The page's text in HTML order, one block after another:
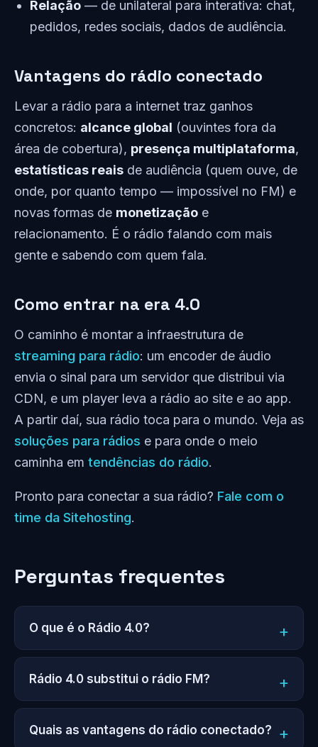
Relação — de unilateral para interativa: chat,
pedidos, redes sociais, dados de audiência.
Vantagens do rádio conectado
Levar a rádio para a internet traz ganhos
concretos: alcance global (ouvintes fora da
área de cobertura), presença multiplataforma,
estatísticas reais de audiência (quem ouve, de
onde, por quanto tempo — impossível no FM) e
novas formas de monetização e
relacionamento. É o rádio falando com mais
gente e sabendo com quem fala.
Como entrar na era 4.0
O caminho é montar a infraestrutura de
streaming para rádio: um encoder de áudio
envia o sinal para um servidor que distribui via
CDN, e um player leva a rádio ao site e ao app.
A partir daí, sua rádio toca para o mundo. Veja as
soluções para rádios e para onde o meio
caminha em tendências do rádio.
Pronto para conectar a sua rádio? Fale com o
time da Sitehosting.
Perguntas frequentes
O que é o Rádio 4.0?
Rádio 4.0 substitui o rádio FM?
Quais as vantagens do rádio conectado?